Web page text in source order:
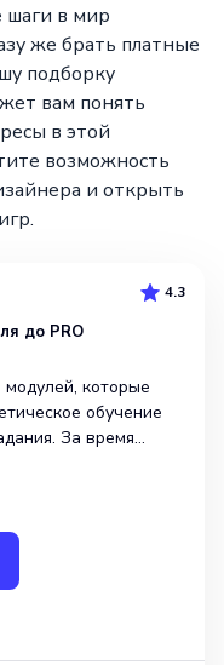
шаги в мир
же брать платные
подборку
вам понять
в этой
возможность
и открыть
4.3
до PRO
которые
обучение
За время
как
шесть проектов для
модуль программы